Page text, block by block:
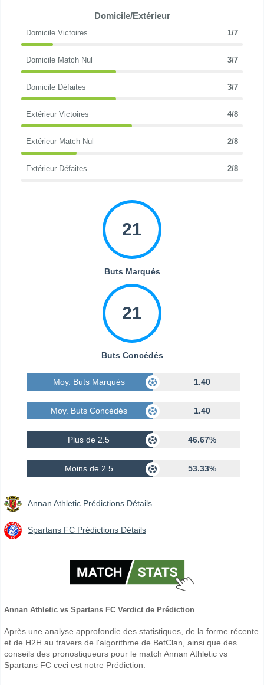
Domicile/Extérieur
Domicile Victoires 1/7
Domicile Match Nul 3/7
Domicile Défaites 3/7
Extérieur Victoires 4/8
Extérieur Match Nul 2/8
Extérieur Défaites 2/8
21
Buts Marqués
21
Buts Concédés
Moy. Buts Marqués 1.40
Moy. Buts Concédés 1.40
Plus de 2.5 46.67%
Moins de 2.5 53.33%
Annan Athletic Prédictions Détails
Spartans FC Prédictions Détails
Annan Athletic vs Spartans FC Verdict de Prédiction
Après une analyse approfondie des statistiques, de la forme récente
et de H2H au travers de l'algorithme de BetClan, ainsi que des
conseils des pronostiqueurs pour le match Annan Athletic vs
Spartans FC ceci est notre Prédiction: